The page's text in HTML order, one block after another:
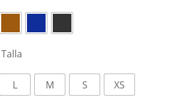
Talla
L M S XS